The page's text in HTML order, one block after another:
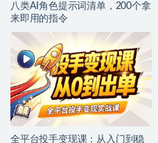
八类AI角色提示词清单，200个拿
来即用的指令
全平台投手变现课：从入门到稳